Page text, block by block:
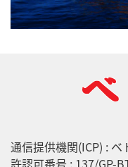
通信提供機関(ICP) :
許認可番号 : 137/GP-